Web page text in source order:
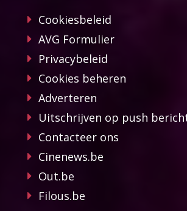
Cookiesbeleid
AVG Formulier
Privacybeleid
Cookies beheren
Adverteren
Uitschrijven op push
Contacteer ons
Cinenews.be
Out.be
Filous.be